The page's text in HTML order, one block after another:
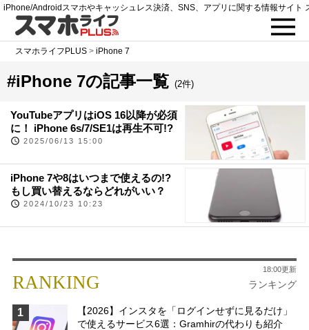
iPhone/Androidスマホやキャッシュレス決済、SNS、アプリに関する情報サイト
スマホライフPLUS >iPhone 7
#iPhone 7の記事一覧 (2件)
YouTubeアプリはiOS 16以降が必須
に！ iPhone 6s/7/SE1は再生不可!?
2025/06/13 15:00
iPhone 7や8はいつまで使えるの!?
もし買い替えるならどれがいい？
2024/10/23 10:23
RANKING ランキング
18:00更新
1
【2026】インスタを「ログインせずに見るだけ」
で使えるサービス6選：Gramhirの代わりも紹介